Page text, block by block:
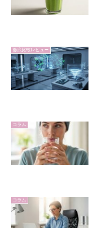
徹底比較レビュー
コラム
コラム